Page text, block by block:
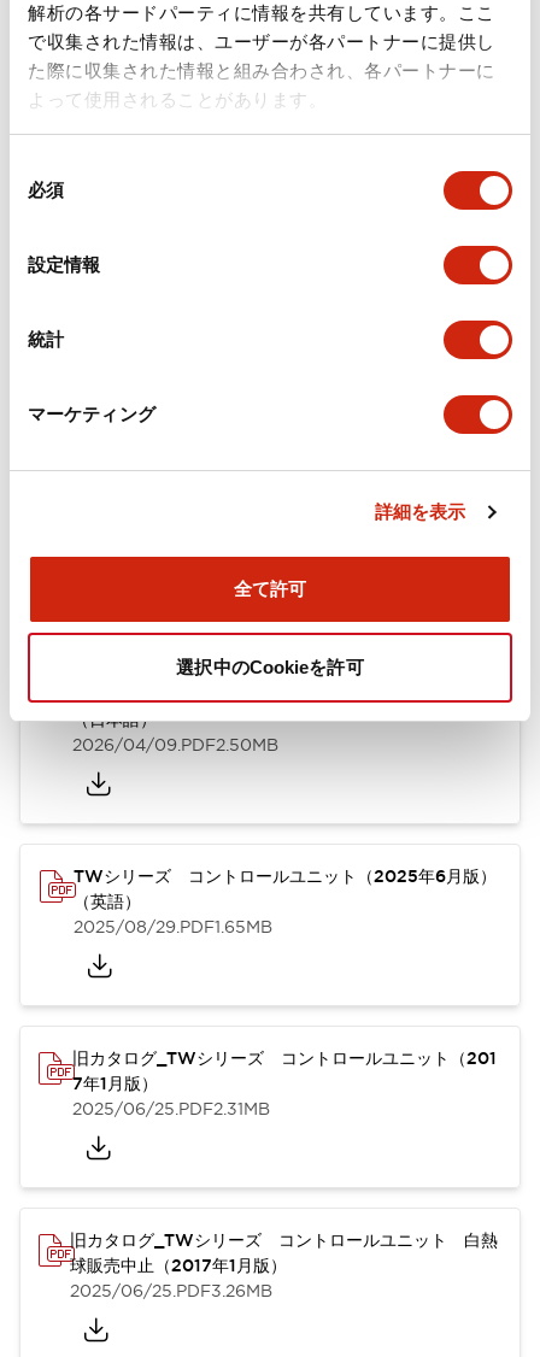
解析の各サードパーティに情報を共有しています。ここ
で収集された情報は、ユーザーが各パートナーに提供し
た際に収集された情報と組み合わされ、各パートナーに
よって使用されることがあります。
必須
設定情報
統計
マーケティング
詳細を表示
全て許可
選択中のCookieを許可
形状仕様
電気的仕様(照光部定格)
環境仕様
規格・認証 技術文書
（日本語）
2026/04/09.PDF2.50MB
TWシリーズ コントロールユニット（2025年6月版）
（英語）
2025/08/29.PDF1.65MB
旧カタログ_TWシリーズ コントロールユニット（201
7年1月版）
2025/06/25.PDF2.31MB
旧カタログ_TWシリーズ コントロールユニット 白熱
球販売中止（2017年1月版）
2025/06/25.PDF3.26MB